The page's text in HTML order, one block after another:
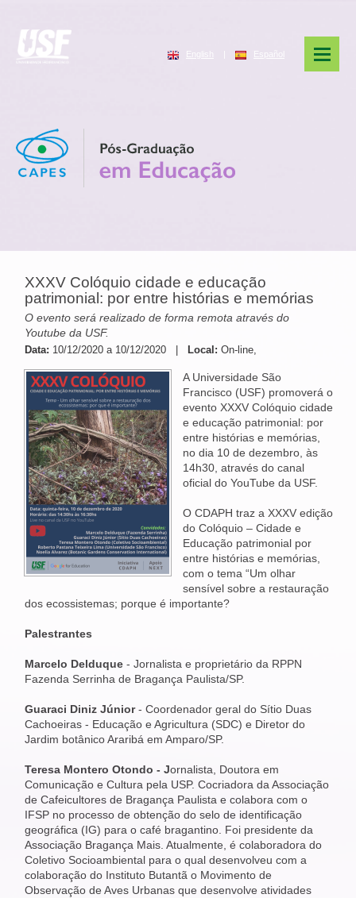
English | Español
XXXV Colóquio cidade e educação
patrimonial: por entre histórias e memórias
O evento será realizado de forma remota através do
Youtube da USF.
Data: 10/12/2020 a 10/12/2020 | Local: On-line,
A Universidade São
Francisco (USF) promoverá o
evento XXXV Colóquio cidade
e educação patrimonial: por
entre histórias e memórias,
no dia 10 de dezembro, às
14h30, através do canal
oficial do YouTube da USF.
O CDAPH traz a XXXV edição
do Colóquio – Cidade e
Educação patrimonial por
entre histórias e memórias,
com o tema “Um olhar
sensível sobre a restauração
dos ecossistemas; porque é importante?
Palestrantes
Marcelo Delduque - Jornalista e proprietário da RPPN
Fazenda Serrinha de Bragança Paulista/SP.
Guaraci Diniz Júnior- Coordenador geral do Sítio Duas
Cachoeiras - Educação e Agricultura (SDC) e Diretor do
Jardim botânico Araribá em Amparo/SP.
Teresa Montero Otondo - Jornalista, Doutora em
Comunicação e Cultura pela USP. Cocriadora da Associação
de Cafeicultores de Bragança Paulista e colabora com o
IFSP no processo de obtenção do selo de identificação
geográfica (IG) para o café bragantino. Foi presidente da
Associação Bragança Mais. Atualmente, é colaboradora do
Coletivo Socioambiental para o qual desenvolveu com a
colaboração do Instituto Butantã o Movimento de
Observação de Aves Urbanas que desenvolve atividades